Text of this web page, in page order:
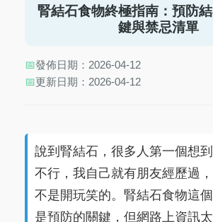
腎結石食物終極指南：預防
鍵與禁忌清單
📅發佈日期：2026-04-12
📅更新日期：2026-04-12
說到腎結石，很多人第一個想
不行，我自己就有朋友經歷過
不是開玩笑的。腎結石食物這
是預防的關鍵，但網路上資訊